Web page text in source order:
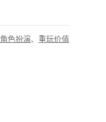
角色扮演、 重玩价值